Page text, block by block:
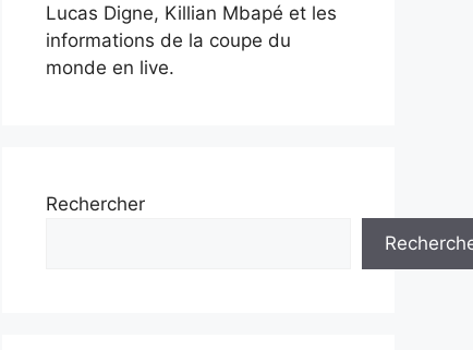
Lucas Digne, Killian Mbapé et les
informations de la coupe du
monde en live.
Rechercher